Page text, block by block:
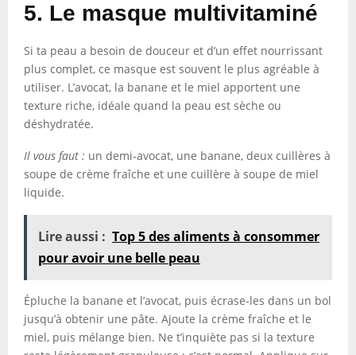
5. Le masque multivitaminé
Si ta peau a besoin de douceur et d’un effet nourrissant
plus complet, ce masque est souvent le plus agréable à
utiliser. L’avocat, la banane et le miel apportent une
texture riche, idéale quand la peau est sèche ou
déshydratée.
Il vous faut : un demi-avocat, une banane, deux cuillères à
soupe de crème fraîche et une cuillère à soupe de miel
liquide.
Lire aussi : Top 5 des aliments à consommer
pour avoir une belle peau
Épluche la banane et l’avocat, puis écrase-les dans un bol
jusqu’à obtenir une pâte. Ajoute la crème fraîche et le
miel, puis mélange bien. Ne t’inquiète pas si la texture